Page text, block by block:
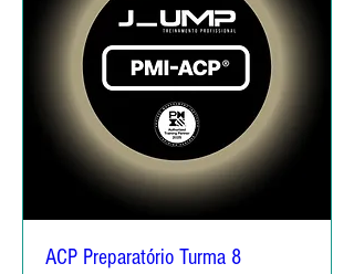
ACP Preparatório Turma 8